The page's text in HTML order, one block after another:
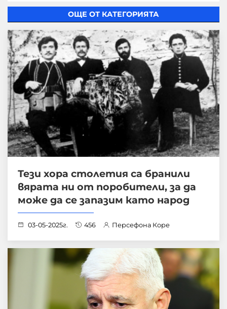
ОЩЕ ОТ КАТЕГОРИЯТА
Тези хора столетия са бранили
вярата ни от поробители, за да
може да се запазим като народ
03-05-2025г. 456 Персефона Коре